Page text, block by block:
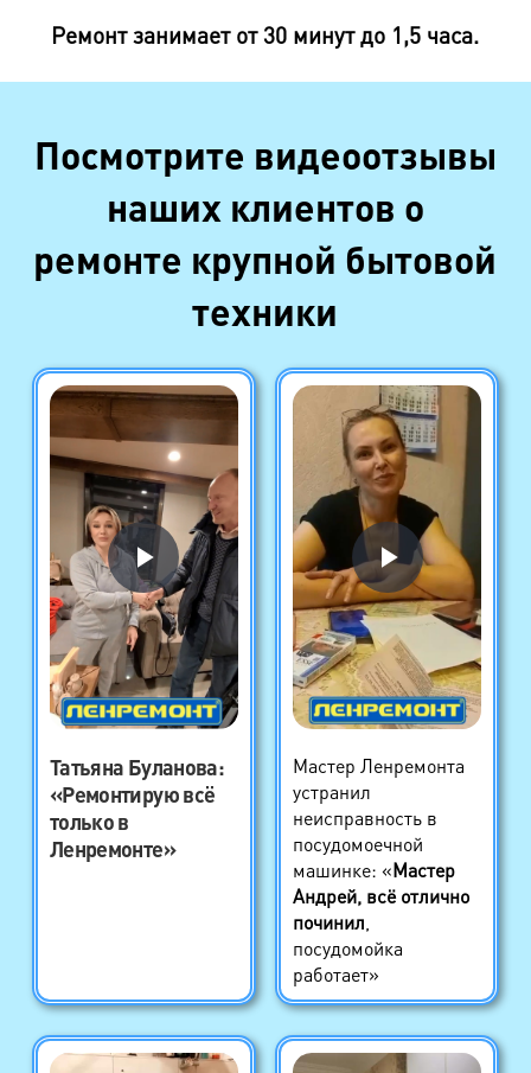
Ремонт занимает от 30 минут до 1,5 часа.
Посмотрите видеоотзывы
наших клиентов о
ремонте крупной бытовой
техники
Татьяна Буланова:
«Ремонтирую всё
только в
Ленремонте»
Мастер Ленремонта
устранил
неисправность в
посудомоечной
машинке: «Мастер
Андрей, всё отлично
починил
посудомойка
работает»